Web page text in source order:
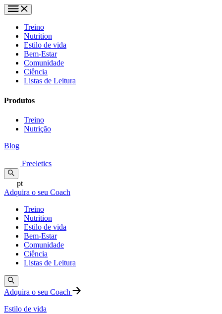
Treino
Nutrition
Estilo de vida
Bem-Estar
Comunidade
Ciência
Listas de Leitura
Produtos
Treino
Nutrição
Blog
Freeletics
pt
Adquira o seu Coach
Treino
Nutrition
Estilo de vida
Bem-Estar
Comunidade
Ciência
Listas de Leitura
Adquira o seu Coach
Estilo de vida